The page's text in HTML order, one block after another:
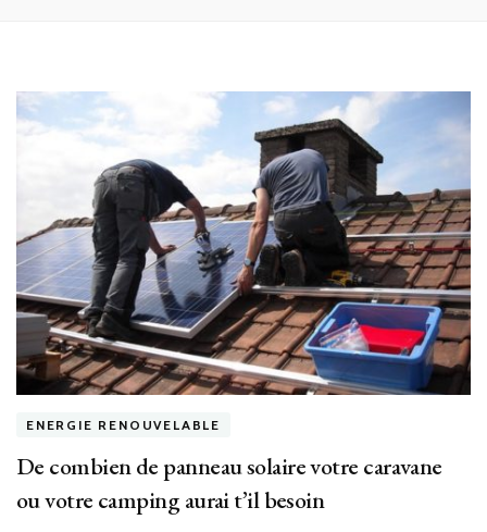
ENERGIE RENOUVELABLE
De combien de panneau solaire votre caravane
ou votre camping aurai t’il besoin